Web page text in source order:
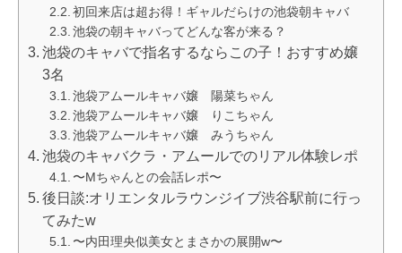
初回来店は超お得！ギャルだらけの池袋朝キャバ
池袋の朝キャバってどんな客が来る？
池袋のキャバで指名するならこの子！おすすめ嬢
3名
池袋アムールキャバ嬢 陽菜ちゃん
池袋アムールキャバ嬢 りこちゃん
池袋アムールキャバ嬢 みうちゃん
池袋のキャバクラ・アムールでのリアル体験レポ
〜Mちゃんとの会話レポ〜
後日談:オリエンタルラウンジイブ渋谷駅前に行っ
てみたw
〜内田理央似美女とまさかの展開w〜